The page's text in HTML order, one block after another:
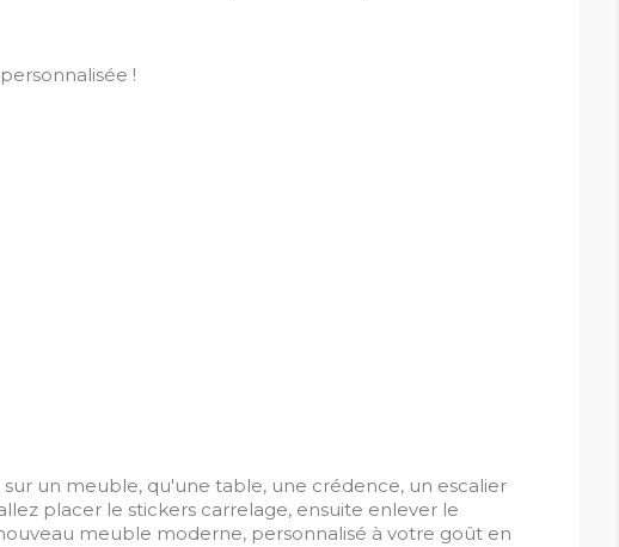
!
un meuble, qu'une table, une crédence, un escalier
placer le stickers carrelage, ensuite enlever le
meuble moderne, personnalisé à votre goût en